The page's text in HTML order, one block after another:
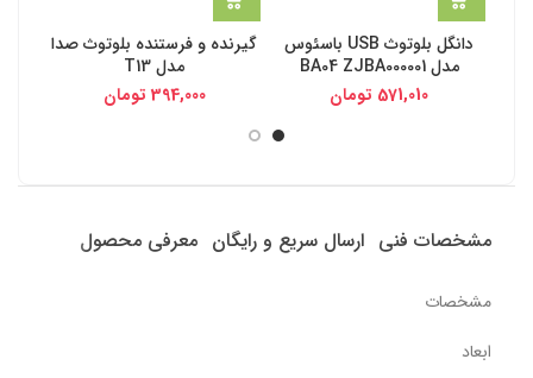
دانگل بلوتوث USB باسئوس
مدل BA04 ZJBA000001
571,010 تومان
گیرنده و فرستنده بلوتوث صدا
مدل T13
394,000 تومان
مشخصات فنی ارسال سریع و رایگان معرفی محصول
مشخصات
ابعاد